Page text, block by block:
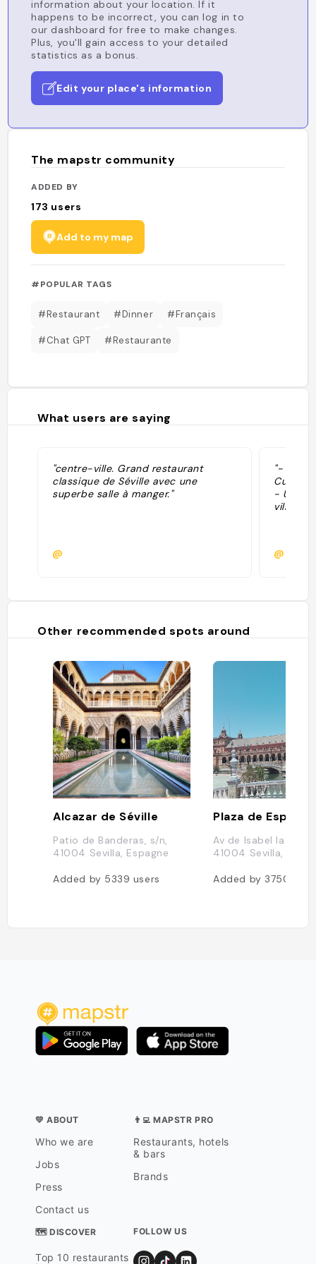
information about your location. If it
happens to be incorrect, you can log in to
our dashboard for free to make changes.
Plus, you'll gain access to your detailed
statistics as a bonus.
Edit your place's information
The mapstr community
ADDED BY
173 users
Add to my map
#POPULAR TAGS
#Restaurant #Dinner #Français
#Chat GPT #Restaurante
What users are saying
"centre-ville. Grand restaurant
classique de Séville avec une
superbe salle à manger."
@
"-
Cuisine
- Une
ville"
@
Other recommended spots around
Alcazar de Séville
Patio de Banderas, s/n,
41004 Sevilla, Espagne
Added by 5339 users
Plaza de España
Av de Isabel la
41004 Sevilla,
Added by 3750
💛 ABOUT
Who we are
Jobs
Press
Contact us
👨‍💻 MAPSTR PRO
Restaurants, hotels
& bars
Brands
🗺 DISCOVER
Top 10 restaurants
FOLLOW US